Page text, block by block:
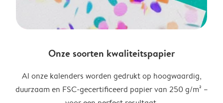
Onze soorten kwaliteitspapier
Al onze kalenders worden gedrukt op hoogwaardig,
duurzaam en FSC-gecertificeerd papier van 250 g/m² –